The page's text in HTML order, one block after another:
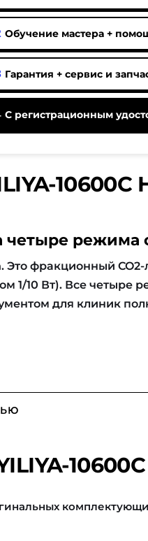
Обучение мастера +
Гарантия + сервис и
С регистрационным
10600C
четыре режима
Это фракционный
1/10 Вт). Все четыре
для клиник